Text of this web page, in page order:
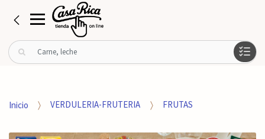
B
u
r
o
Inicio VERDULERIA-FRUTERIA FRUTAS